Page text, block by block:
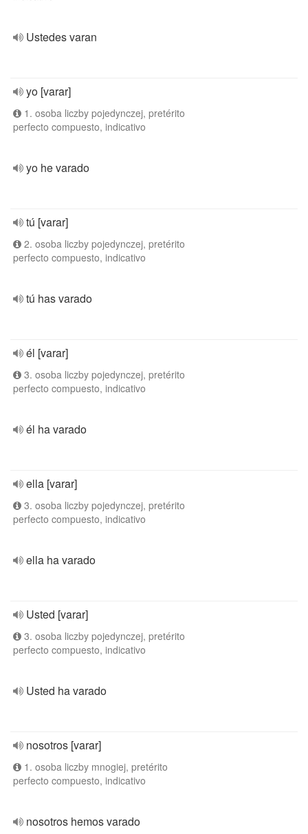
Ustedes varan
yo [varar]
1. osoba liczby pojedynczej, pretérito
perfecto compuesto, indicativo
yo he varado
tú [varar]
2. osoba liczby pojedynczej, pretérito
perfecto compuesto, indicativo
tú has varado
él [varar]
3. osoba liczby pojedynczej, pretérito
perfecto compuesto, indicativo
él ha varado
ella [varar]
3. osoba liczby pojedynczej, pretérito
perfecto compuesto, indicativo
ella ha varado
Usted [varar]
3. osoba liczby pojedynczej, pretérito
perfecto compuesto, indicativo
Usted ha varado
nosotros [varar]
1. osoba liczby mnogiej, pretérito
perfecto compuesto, indicativo
nosotros hemos varado